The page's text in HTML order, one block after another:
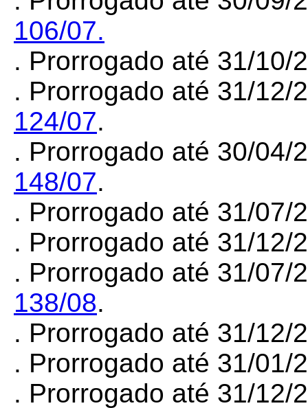
106/07.
. Prorrogado até 31/10/
. Prorrogado até 31/12/
124/07.
. Prorrogado até 30/04/
148/07.
. Prorrogado até 31/
. Prorrogado até 31/
. Prorrogado até 31/07/
138/08.
. Prorrogado até 31/
. Prorrogado até 31/
. Prorrogado até 31/12/